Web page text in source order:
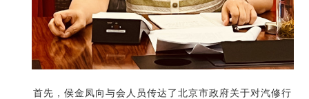
首先，侯金凤向与会人员传达了北京市政府关于对汽修行